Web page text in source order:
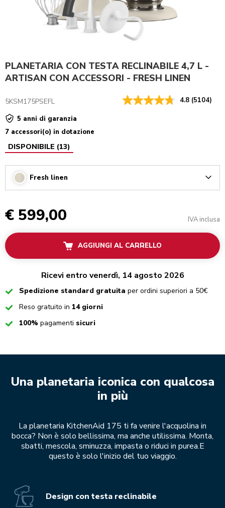
PLANETARIA CON TESTA RECLINABILE 4,7 L -
ARTISAN CON ACCESSORI - FRESH LINEN
5KSM175PSEFL 4.8 (5104)
5 anni di garanzia
7 accessori(o) in dotazione
DISPONIBILE (13)
Fresh linen
€ 599,00 IVA inclusa
AGGIUNGI AL CARRELLO
Ricevi entro venerdì, 14 agosto 2026
CheckedSpedizione standard gratuita per ordini superiori a 50€
CheckedReso gratuito in 14 giorni
Checked
100% pagamenti sicuri
Una planetaria iconica con qualcosa
in più
La planetaria KitchenAid 175 ti fa venire l'acquolina in
bocca? Non è solo bellissima, ma anche utilissima. Monta,
sbatti, mescola, sminuzza, impasta o riduci in purea.E
questo è solo l'inizio del tuo viaggio.
Design con testa reclinabile